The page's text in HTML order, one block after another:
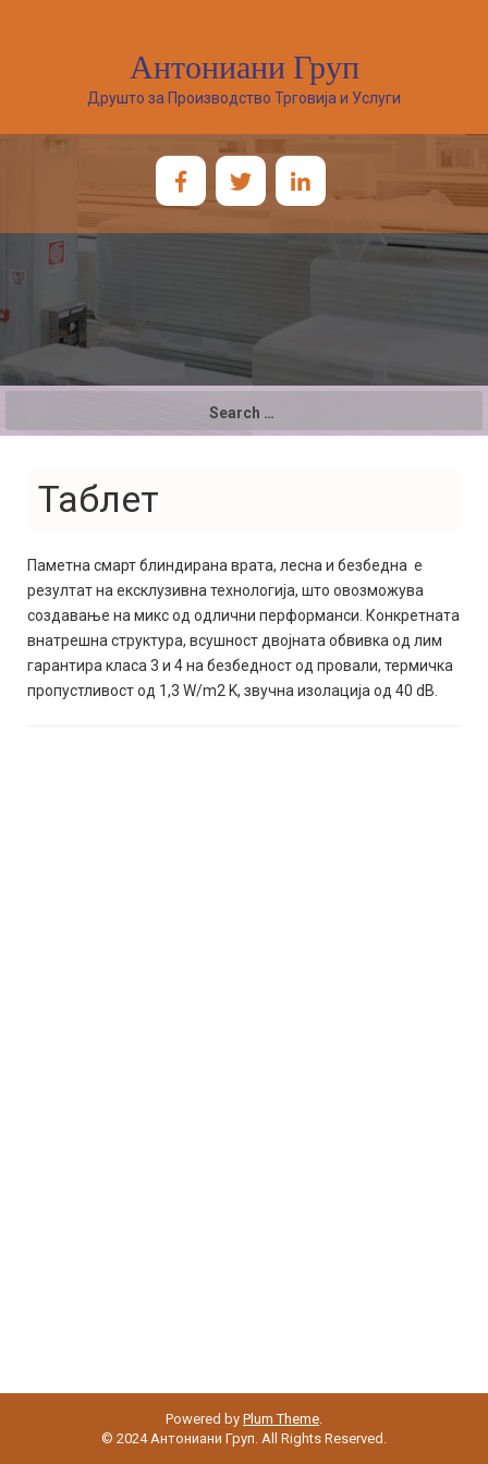
Антониани Груп
Друшто за Производство Трговија и Услуги
Таблет
Паметна смарт блиндирана врата, лесна и безбедна е
резултат на ексклузивна технологија, што овозможува
создавање на микс од одлични перформанси. Конкретната
внатрешна структура, всушност двојната обвивка од лим
гарантира класа 3 и 4 на безбедност од провали, термичка
пропустливост од 1,3 W/m2 K, звучна изолација од 40 dB.
Powered by Plum Theme.
© 2024 Антониани Груп. All Rights Reserved.